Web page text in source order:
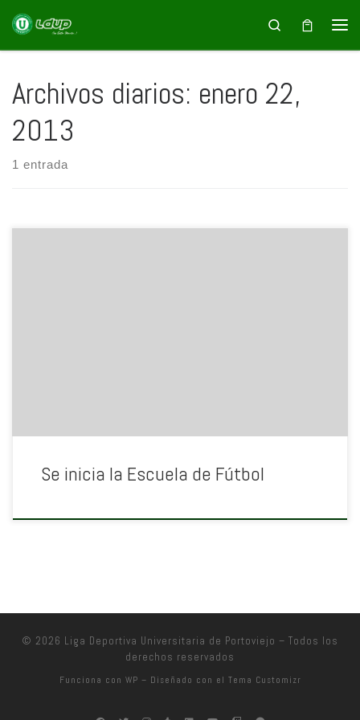
Saltar al contenido Search
Archivos diarios: enero 22,
2013
1 entrada
Se inicia la Escuela de Fútbol
© 2026 Liga Deportiva Universitaria de Portoviejo – Todos los
derechos reservados
Funciona con WP – Diseñado con el Tema Customizr